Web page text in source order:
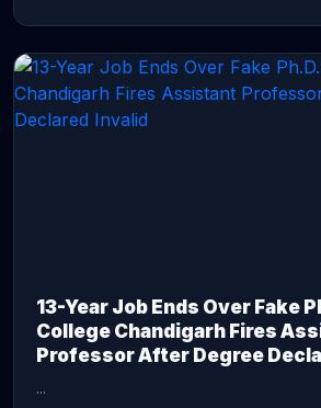
13-Year Job Ends Over Fake
College Chandigarh Fires
Professor After Degree
...